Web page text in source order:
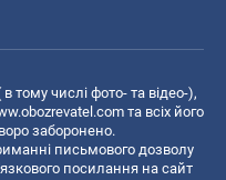
тому числі фото- та відео-),
та всіх його
заборонено.
письмового дозволу
посилання на сайт